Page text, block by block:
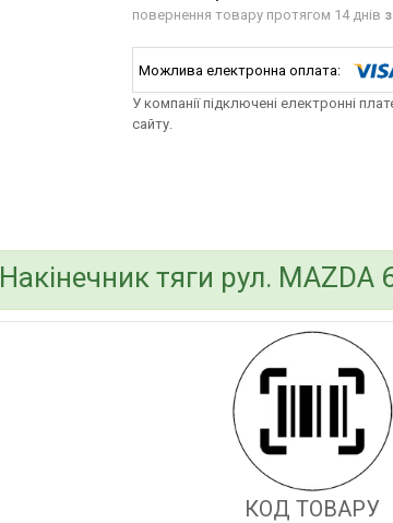
повернення товару протягом 14 днів
У компанії підключені електронні
сайту.
Накінечник тяги рул. MAZDA
КОД ТОВАРУ